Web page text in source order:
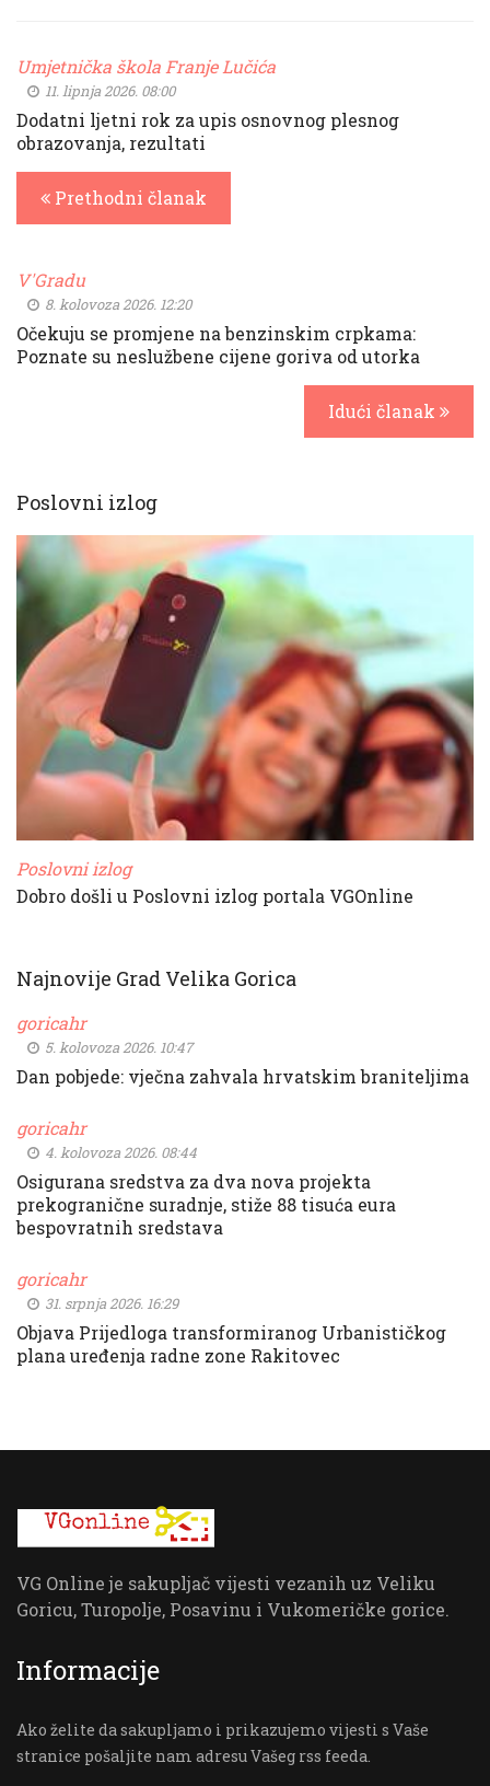
Umjetnička škola Franje Lučića
11. lipnja 2026. 08:00
Dodatni ljetni rok za upis osnovnog plesnog
obrazovanja, rezultati
Prethodni članak
V'Gradu
8. kolovoza 2026. 12:20
Očekuju se promjene na benzinskim crpkama:
Poznate su neslužbene cijene goriva od utorka
Idući članak
Poslovni izlog
Poslovni izlog
Dobro došli u Poslovni izlog portala VGOnline
Najnovije Grad Velika Gorica
goricahr
5. kolovoza 2026. 10:47
Dan pobjede: vječna zahvala hrvatskim braniteljima
goricahr
4. kolovoza 2026. 08:44
Osigurana sredstva za dva nova projekta
prekogranične suradnje, stiže 88 tisuća eura
bespovratnih sredstava
goricahr
31. srpnja 2026. 16:29
Objava Prijedloga transformiranog Urbanističkog
plana uređenja radne zone Rakitovec
VG Online je sakupljač vijesti vezanih uz Veliku
Goricu, Turopolje, Posavinu i Vukomeričke gorice.
Informacije
Ako želite da sakupljamo i prikazujemo vijesti s Vaše
stranice pošaljite nam adresu Vašeg rss feeda.